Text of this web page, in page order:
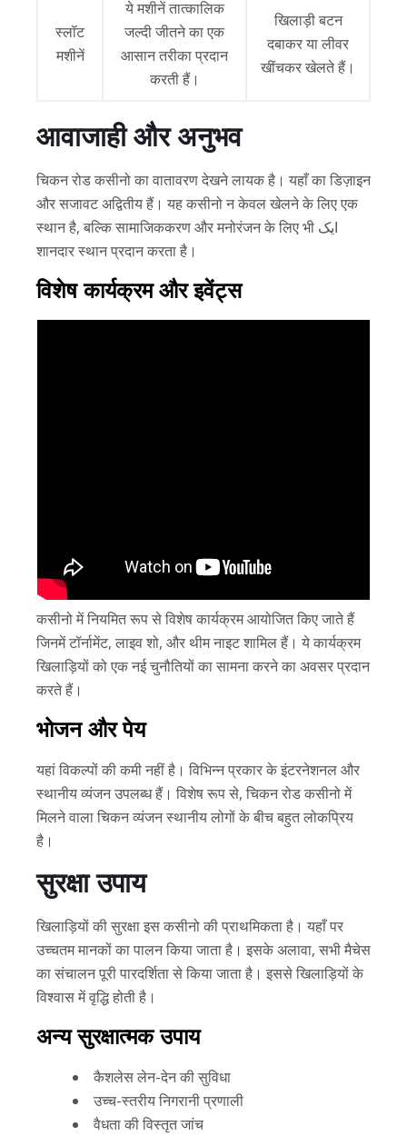
स्लॉट
मशीनें
ये मशीनें तात्कालिक
जल्‍दी जीतने का एक
आसान तरीका प्रदान
करती हैं।
खिलाड़ी बटन
दबाकर या लीवर
खींचकर खेलते हैं।
आवाजाही और अनुभव
चिकन रोड कसीनो का वातावरण देखने लायक है। यहाँ का डिज़ाइन
और सजावट अद्वितीय हैं। यह कसीनो न केवल खेलने के लिए एक
स्थान है, बल्कि सामाजिककरण और मनोरंजन के लिए भी ایک
शानदार स्थान प्रदान करता है।
विशेष कार्यक्रम और इवेंट्स
कसीनो में नियमित रूप से विशेष कार्यक्रम आयोजित किए जाते हैं
जिनमें टॉर्नामेंट, लाइव शो, और थीम नाइट शामिल हैं। ये कार्यक्रम
खिलाड़ियों को एक नई चुनौतियों का सामना करने का अवसर प्रदान
करते हैं।
भोजन और पेय
यहां विकल्पों की कमी नहीं है। विभिन्न प्रकार के इंटरनेशनल और
स्थानीय व्यंजन उपलब्ध हैं। विशेष रूप से, चिकन रोड कसीनो में
मिलने वाला चिकन व्यंजन स्थानीय लोगों के बीच बहुत लोकप्रिय
है।
सुरक्षा उपाय
खिलाड़ियों की सुरक्षा इस कसीनो की प्राथमिकता है। यहाँ पर
उच्चतम मानकों का पालन किया जाता है। इसके अलावा, सभी मैचेस
का संचालन पूरी पारदर्शिता से किया जाता है। इससे खिलाड़ियों के
विश्वास में वृद्धि होती है।
अन्य सुरक्षात्मक उपाय
कैशलेस लेन-देन की सुविधा
उच्च-स्तरीय निगरानी प्रणाली
वैधता की विस्तृत जांच